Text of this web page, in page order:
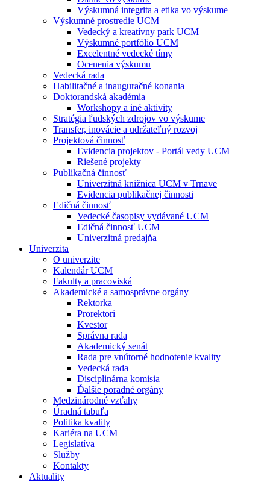
Výskumná integrita a etika vo výskume
Výskumné prostredie UCM
Vedecký a kreatívny park UCM
Výskumné portfólio UCM
Excelentné vedecké tímy
Ocenenia výskumu
Vedecká rada
Habilitačné a inauguračné konania
Doktorandská akadémia
Workshopy a iné aktivity
Stratégia ľudských zdrojov vo výskume
Transfer, inovácie a udržateľný rozvoj
Projektová činnosť
Evidencia projektov - Portál vedy UCM
Riešené projekty
Publikačná činnosť
Univerzitná knižnica UCM v Trnave
Evidencia publikačnej činnosti
Edičná činnosť
Vedecké časopisy vydávané UCM
Edičná činnosť UCM
Univerzitná predajňa
Univerzita
O univerzite
Kalendár UCM
Fakulty a pracoviská
Akademické a samosprávne orgány
Rektorka
Prorektori
Kvestor
Správna rada
Akademický senát
Rada pre vnútorné hodnotenie kvality
Vedecká rada
Disciplinárna komisia
Ďalšie poradné orgány
Medzinárodné vzťahy
Úradná tabuľa
Politika kvality
Kariéra na UCM
Legislatíva
Služby
Kontakty
Aktuality